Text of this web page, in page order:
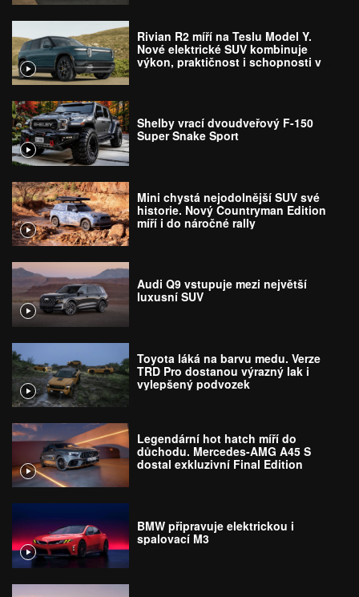
Rivian R2 míří na Teslu Model Y.
Nové elektrické SUV kombinuje
výkon, praktičnost i schopnosti v
Shelby vrací dvoudveřový F-150
Super Snake Sport
Mini chystá nejodolnější SUV své
historie. Nový Countryman Edition
míří i do náročné rally
Audi Q9 vstupuje mezi největší
luxusní SUV
Toyota láká na barvu medu. Verze
TRD Pro dostanou výrazný lak i
vylepšený podvozek
Legendární hot hatch míří do
důchodu. Mercedes-AMG A45 S
dostal exkluzivní Final Edition
BMW připravuje elektrickou i
spalovací M3